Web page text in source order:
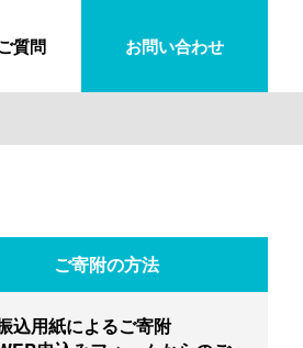
質問 お問い合わせ
ご寄附の方法
込用紙によるご寄附